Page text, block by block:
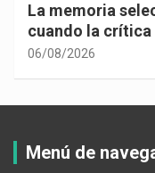
La memoria
cuando la
06/08/2026
Menú de